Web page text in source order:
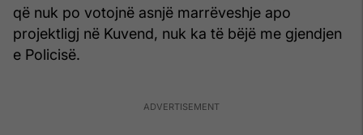
që nuk po votojnë asnjë marrëveshje apo
projektligj në Kuvend, nuk ka të bëjë me gjendjen
e Policisë.